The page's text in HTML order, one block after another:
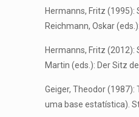
Hermanns, Fritz
Reichmann, Oskar
Hermanns, Fritz
Martin (eds.): Der Sitz
Geiger, Theodor
uma base estatística).